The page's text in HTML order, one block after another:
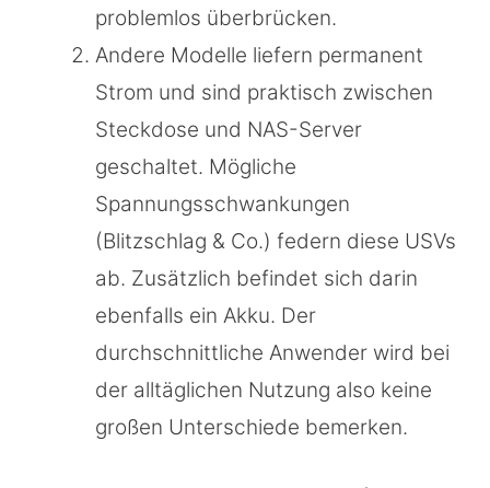
problemlos überbrücken.
Andere Modelle liefern permanent
Strom und sind praktisch zwischen
Steckdose und NAS-Server
geschaltet. Mögliche
Spannungsschwankungen
(Blitzschlag & Co.) federn diese USVs
ab. Zusätzlich befindet sich darin
ebenfalls ein Akku. Der
durchschnittliche Anwender wird bei
der alltäglichen Nutzung also keine
großen Unterschiede bemerken.